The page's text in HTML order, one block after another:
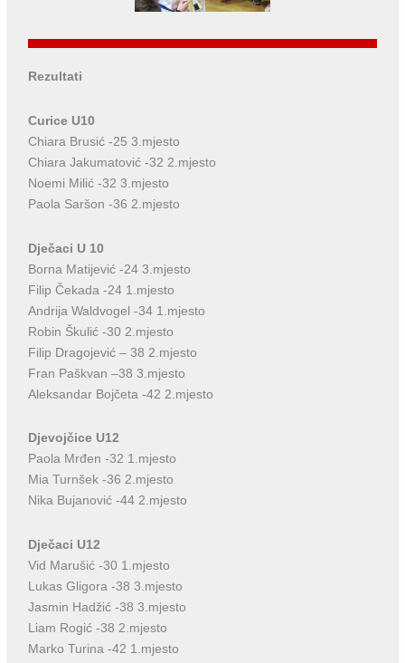
Rezultati
Curice U10
Chiara Brusić -25 3.mjesto
Chiara Jakumatović -32 2.mjesto
Noemi Milić -32 3.mjesto
Paola Saršon -36 2.mjesto
Dječaci U 10
Borna Matijević -24 3.mjesto
Filip Čekada -24 1.mjesto
Andrija Waldvogel -34 1.mjesto
Robin Škulić -30 2.mjesto
Filip Dragojević – 38 2.mjesto
Fran Paškvan –38 3.mjesto
Aleksandar Bojčeta -42 2.mjesto
Djevojčice U12
Paola Mrđen -32 1.mjesto
Mia Turnšek -36 2.mjesto
Nika Bujanović -44 2.mjesto
Dječaci U12
Vid Marušić -30 1.mjesto
Lukas Gligora -38 3.mjesto
Jasmin Hadžić -38 3.mjesto
Liam Rogić -38 2.mjesto
Marko Turina -42 1.mjesto